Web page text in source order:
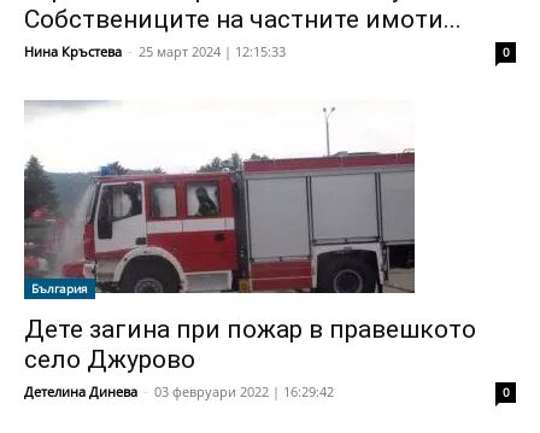
Собствениците на частните имоти...
Нина Кръстева - 25 март 2024 | 12:15:33 0
България
Дете загина при пожар в правешкото
село Джурово
Детелина Динева - 03 февруари 2022 | 16:29:42 0